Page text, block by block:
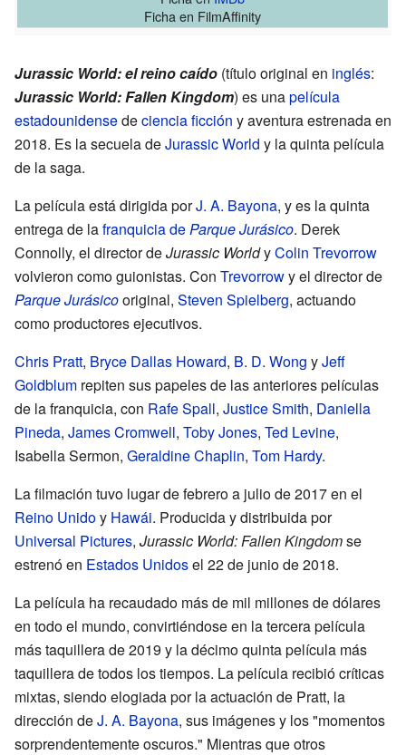
Ficha en FilmAffinity
Jurassic World: el reino caído (título original en inglés:
Jurassic World: Fallen Kingdom) es unapelícula
estadounidensedeciencia ficción y aventura estrenada en
2018. Es la secuela deJurassic World y la quinta película
de la saga.
La película está dirigida porJ. A. Bayona, y es la quinta
entrega de lafranquicia deParque Jurásico. Derek
Connolly, el director deJurassic WorldyColin Trevorrow
volvieron como guionistas. Con Trevorrowy el director de
Parque Jurásicooriginal, Steven Spielberg, actuando
como productores ejecutivos.
Chris Pratt, Bryce Dallas Howard, B. D. Wong yJeff
Goldblum repiten sus papeles de las anteriores películas
de la franquicia, con Rafe Spall, Justice Smith, Daniella
Pineda, James Cromwell, Toby Jones, Ted Levine,
Isabella Sermon, Geraldine Chaplin, Tom Hardy.
La filmación tuvo lugar de febrero a julio de 2017 en el
Reino Unidoy Hawái. Producida y distribuida por
Universal Pictures, Jurassic World: Fallen Kingdomse
estrenó en Estados Unidosel 22 de junio de 2018.
La película ha recaudado más de mil millones de dólares
en todo el mundo, convirtiéndose en la tercera película
más taquillera de 2019 y la décimo quinta película más
taquillera de todos los tiempos. La película recibió críticas
mixtas, siendo elogiada por la actuación de Pratt, la
dirección deJ. A. Bayona, sus imágenes y los "momentos
sorprendentemente oscuros." Mientras que otros